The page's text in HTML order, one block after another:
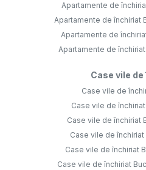
Apartamente de
Apartamente de închiriat
Apartamente de
Apartamente de
Case vile
Case vile de
Case vile de
Case vile de închiriat
Case vile de închiriat
Case vile de închiriat
Case vile de închiriat